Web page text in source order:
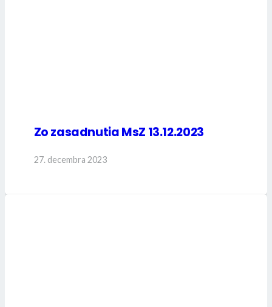
Zo zasadnutia MsZ 13.12.2023
27. decembra 2023